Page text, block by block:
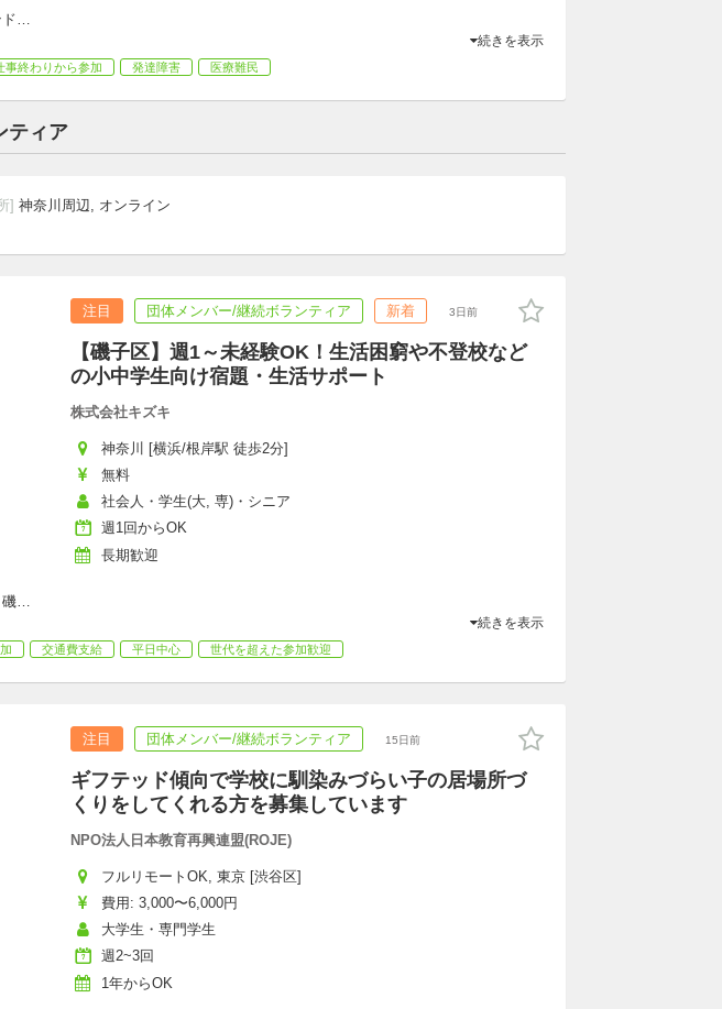
…
続きを表示
事終わりから参加 発達障害 医療難民
ティア
] 神奈川周辺, オンライン
注目 団体メンバー/継続ボランティア 新着 3日前
【磯子区】週1～未経験OK！生活困窮や不登校など
の小中学生向け宿題・生活サポート
株式会社キズキ
神奈川 [横浜/根岸駅 徒歩2分]
無料
社会人・学生(大, 専)・シニア
週1回からOK
長期歓迎
…
続きを表示
交通費支給 平日中心 世代を超えた参加歓迎
注目 団体メンバー/継続ボランティア 15日前
ギフテッド傾向で学校に馴染みづらい子の居場所づ
くりをしてくれる方を募集しています
NPO法人日本教育再興連盟(ROJE)
フルリモートOK, 東京 [渋谷区]
費用: 3,000〜6,000円
大学生・専門学生
週2~3回
1年からOK